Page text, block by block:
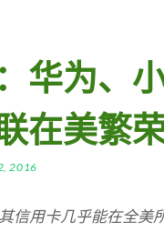
华为、
在美繁
2016
信用卡几乎能在全美